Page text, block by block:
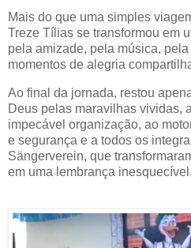
Mais do que uma simples
Treze Tílias se transformou em
pela amizade, pela música,
momentos de alegria
Ao final da jornada, restou
Deus pelas maravilhas vividas,
impecável organização, ao
e segurança e a todos os
Sängerverein, que
em uma lembrança inesquecível.